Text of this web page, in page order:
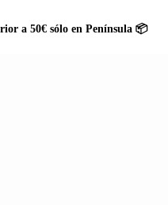
a 50€ sólo en Península 📦